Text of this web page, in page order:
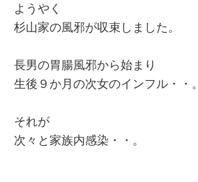
ようやく
杉山家の風邪が収束しました。
長男の胃腸風邪から始まり
生後９か月の次女のインフル・・。
それが
次々と家族内感染・・。